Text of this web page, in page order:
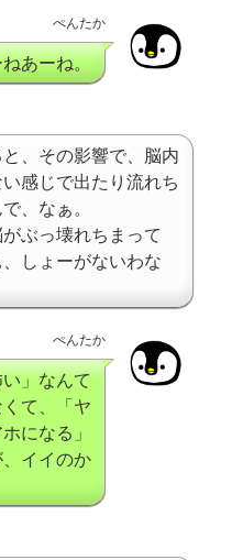
ぺんたか
あーね。
、その影響で、脳内
感じで出たり流れち
、なぁ。
ぶっ壊れちまって
しょーがないわな
ぺんたか
」なんて
て、「ヤ
になる」
イイのか